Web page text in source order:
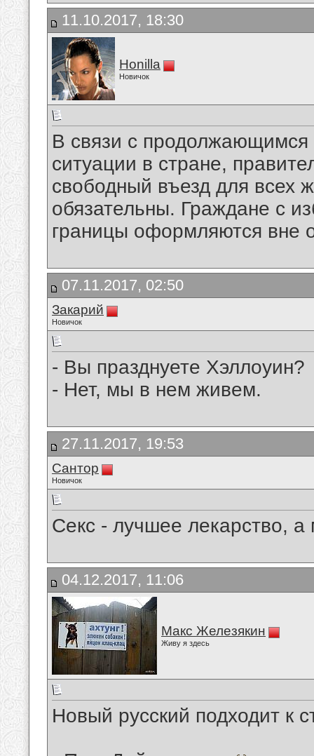
11.10.2017, 18:30
Honilla
Новичок
В связи с продолжающимся
ситуации в стране,
свободный въезд для всех
обязательны. Граждане с
границы оформляются вне
07.11.2017, 02:50
Закарий
Новичок
- Вы празднуете Хэллоуин?
- Нет, мы в нем живем.
27.11.2017, 19:53
Сантор
Новичок
Секс - лучшее лекарство, а
04.12.2017, 11:06
Макс Железякин
Живу я здесь
Новый русский подходит к